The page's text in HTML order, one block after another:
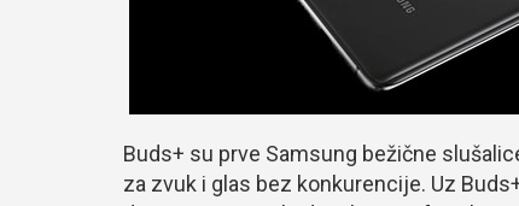
Buds+ su prve Samsung bežične
za zvuk i glas bez konkurencije. Uz